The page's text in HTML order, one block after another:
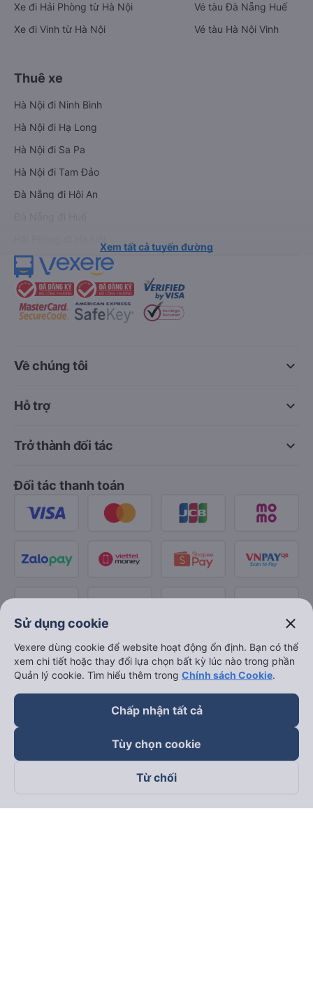
Xe đi Hải Phòng từ Hà Nội
Xe đi Vinh từ Hà Nội
Vé tàu Đà Nẵng Huế
Vé tàu Hà Nội Vinh
Thuê xe
Hà Nội đi Ninh Bình
Hà Nội đi Hạ Long
Hà Nội đi Sa Pa
Hà Nội đi Tam Đảo
Đà Nẵng đi Hội An
Xem tất cả tuyến đường
keyboard_arrow_down
Về chúng tôi
keyboard_arrow_down
Hỗ trợ
keyboard_arrow_down
Trở thành đối tác
Đối tác thanh toán
Theo dõi chúng tôi trên
Sử dụng cookie close
Vexere dùng cookie để website hoạt động ổn định. Bạn có thể
xem chi tiết hoặc thay đổi lựa chọn bất kỳ lúc nào trong phần
Quản lý cookie. Tìm hiểu thêm trong Chính sách Cookie.
Chấp nhận tất cả
Tùy chọn cookie
Từ chối